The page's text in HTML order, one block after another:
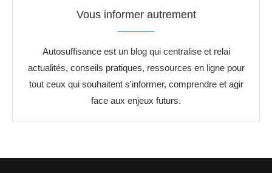
Vous informer autrement
Autosuffisance est un blog qui centralise et relai
actualités, conseils pratiques, ressources en ligne pour
tout ceux qui souhaitent s'informer, comprendre et agir
face aux enjeux futurs.